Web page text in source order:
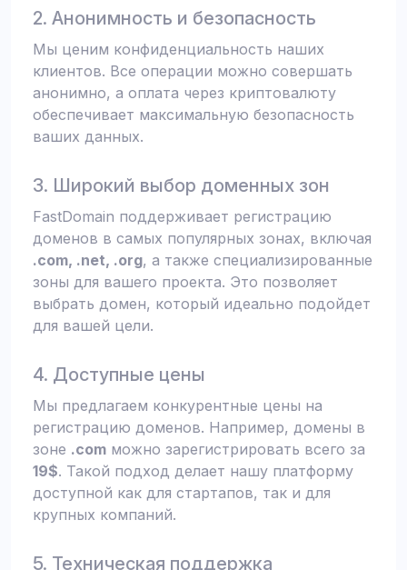
2. Анонимность и безопасность
Мы ценим конфиденциальность наших
клиентов. Все операции можно совершать
анонимно, а оплата через криптовалюту
обеспечивает максимальную безопасность
ваших данных.
3. Широкий выбор доменных зон
FastDomain поддерживает регистрацию
доменов в самых популярных зонах, включая
.com, .net, .org, а также специализированные
зоны для вашего проекта. Это позволяет
выбрать домен, который идеально подойдет
для вашей цели.
4. Доступные цены
Мы предлагаем конкурентные цены на
регистрацию доменов. Например, домены в
зоне .com можно зарегистрировать всего за
19$. Такой подход делает нашу платформу
доступной как для стартапов, так и для
крупных компаний.
5. Техническая поддержка